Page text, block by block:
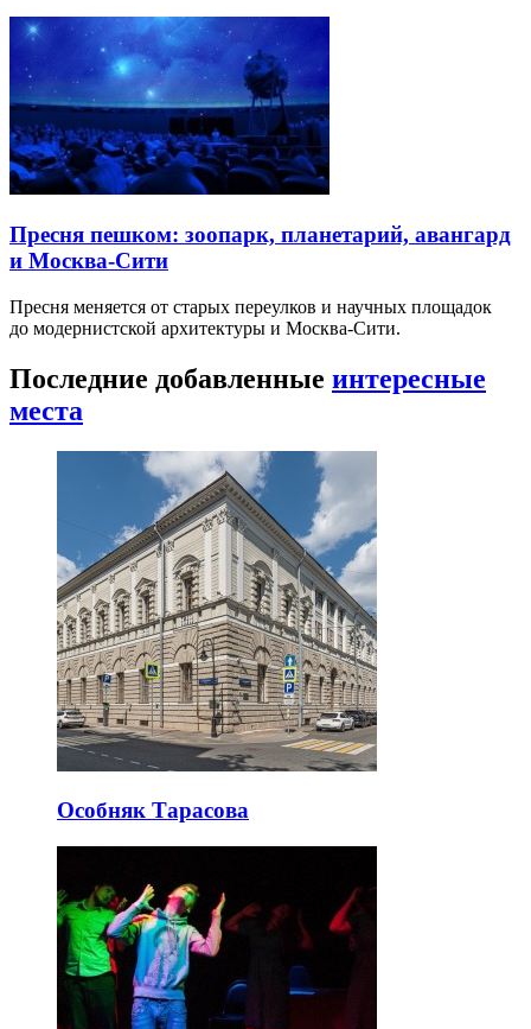
Пресня пешком: зоопарк, планетарий, авангард
и Москва-Сити
Пресня меняется от старых переулков и научных площадок
до модернистской архитектуры и Москва-Сити.
Последние добавленные интересные
места
Особняк Тарасова